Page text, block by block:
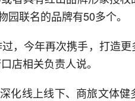
联名的品牌有50多个。
，今年再次携手，打造
店相关负责人说。
化线上线下、商旅文体